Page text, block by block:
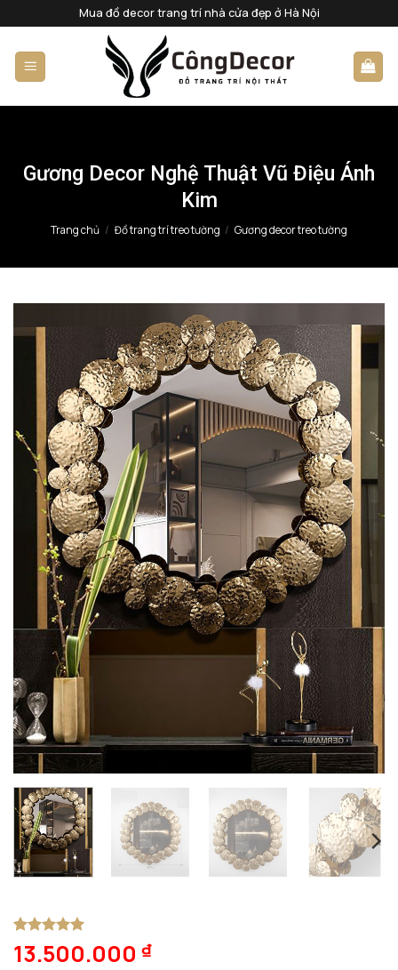
qua
nội
dung
Mua đồ decor trang trí nhà cửa đẹp ở Hà Nội
Gương Decor Nghệ Thuật Vũ Điệu Ánh
Kim
Trang chủ / Đồ trang trí treo tường / Gương decor treo tường
5trên 5
dựa trên
1
13.500.000 ₫